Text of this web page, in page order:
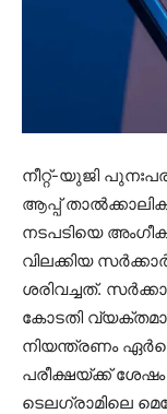
നീറ്റ്-യുജി
ആപ്പ്
നടപടിയെ
വിലക്കിയ
ശരിവച്ചത്.
കോടതി
നിയന്ത്രണം
പരീക്ഷയ്ക്ക്
ടെലഗ്രാമിലെ